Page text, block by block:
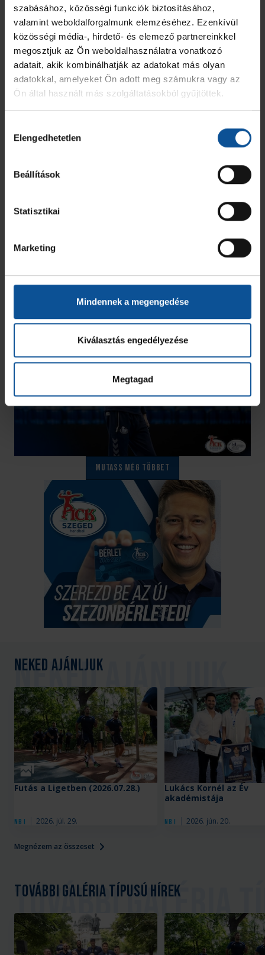
szabásához, közösségi funkciók biztosításához,
valamint weboldalforgalmunk elemzéséhez. Ezenkívül
közösségi média-, hirdető- és elemező partnereinkkel
megosztjuk az Ön weboldalhasználatra vonatkozó
adatait, akik kombinálhatják az adatokat más olyan
adatokkal, amelyeket Ön adott meg számukra vagy az
Ön által használt más szolgáltatásokból gyűjtöttek.
kiválasztása
Elengedhetetlen
Beállítások
Statisztikai
Marketing
Mindennek a megengedése
Kiválasztás engedélyezése
Megtagad
Mutass még többet
Neked ajánljuk
Megnézem az összeset
Galéria
NB I 2026. júl. 29.
Futás a Ligetben (2026.07.28.)
NB I 2026. jún. 20.
Lukács Kornél az Év
akadémistája
További galéria típusú hírek